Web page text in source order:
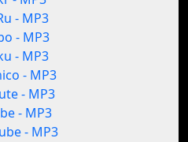
- MP3
- MP3
- MP3
- MP3
- MP3
- MP3
- MP3